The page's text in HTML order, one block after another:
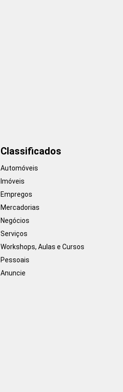
Classificados
Automóveis
Imóveis
Empregos
Mercadorias
Negócios
Serviços
Workshops, Aulas e Cursos
Pessoais
Anuncie